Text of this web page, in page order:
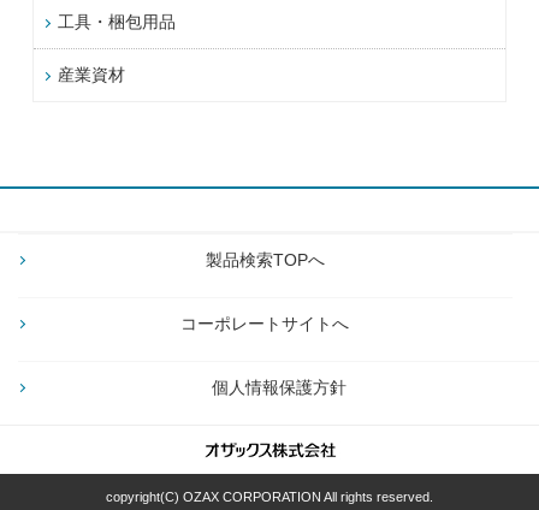
工具・梱包用品
産業資材
製品検索TOPへ
コーポレートサイトへ
個人情報保護方針
copyright(C) OZAX CORPORATION All rights reserved.